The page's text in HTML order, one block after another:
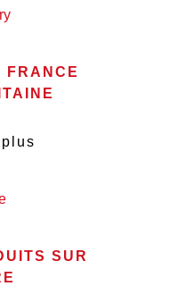
FRANCE
SUR